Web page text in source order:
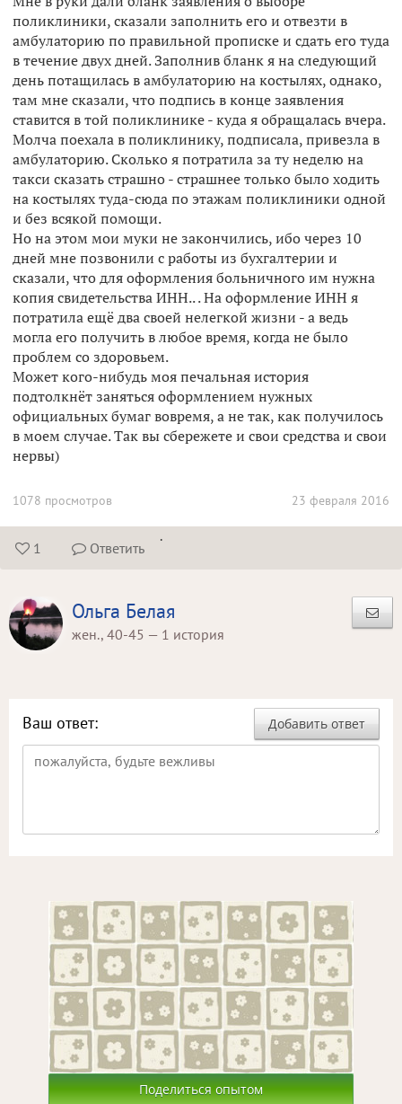
поликлиники, сказали заполнить его и отвезти в
амбулаторию по правильной прописке и сдать его туда
в течение двух дней. Заполнив бланк я на следующий
день потащилась в амбулаторию на костылях, однако,
там мне сказали, что подпись в конце заявления
ставится в той поликлинике - куда я обращалась вчера.
Молча поехала в поликлинику, подписала, привезла в
амбулаторию. Сколько я потратила за ту неделю на
такси сказать страшно - страшнее только было ходить
на костылях туда-сюда по этажам поликлиники одной
и без всякой помощи.
Но на этом мои муки не закончились, ибо через 10
дней мне позвонили с работы из бухгалтерии и
сказали, что для оформления больничного им нужна
копия свидетельства ИНН.. . На оформление ИНН я
потратила ещё два своей нелегкой жизни - а ведь
могла его получить в любое время, когда не было
проблем со здоровьем.
Может кого-нибудь моя печальная история
подтолкнёт заняться оформлением нужных
официальных бумаг вовремя, а не так, как получилось
в моем случае. Так вы сбережете и свои средства и свои
нервы)
23 февраля 2016
1078 просмотров
 1  Ответить
.
Ольга Белая
жен., 40-45 — 1 история
Добавить ответ
Ваш ответ:
Поделиться опытом